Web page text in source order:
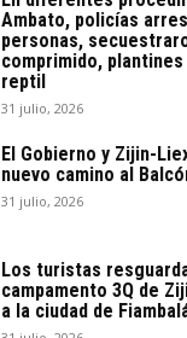
Ambato, policías
personas,
comprimido, plantines
reptil
31 julio, 2026
El Gobierno y Zijin-
nuevo camino al
31 julio, 2026
Los turistas
campamento 3Q de
a la ciudad de